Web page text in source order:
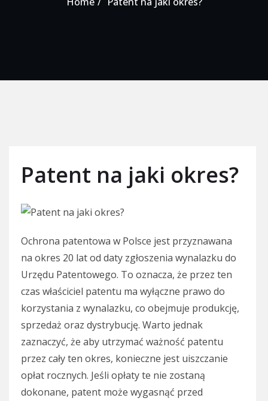
Patent na jaki okres?
Ochrona patentowa w Polsce jest przyznawana
na okres 20 lat od daty zgłoszenia wynalazku do
Urzędu Patentowego. To oznacza, że przez ten
czas właściciel patentu ma wyłączne prawo do
korzystania z wynalazku, co obejmuje produkcję,
sprzedaż oraz dystrybucję. Warto jednak
zaznaczyć, że aby utrzymać ważność patentu
przez cały ten okres, konieczne jest uiszczanie
opłat rocznych. Jeśli opłaty te nie zostaną
dokonane, patent może wygasnąć przed